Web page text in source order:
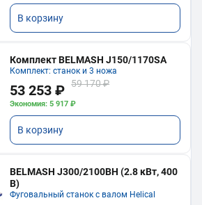
В корзину
Комплект BELMASH J150/1170SA
Комплект: станок и 3 ножа
53 253 ₽ 59 170 ₽
Экономия: 5 917 ₽
В корзину
BELMASH J300/2100ВH (2.8 кВт, 400
В)
Фуговальный станок с валом Helical